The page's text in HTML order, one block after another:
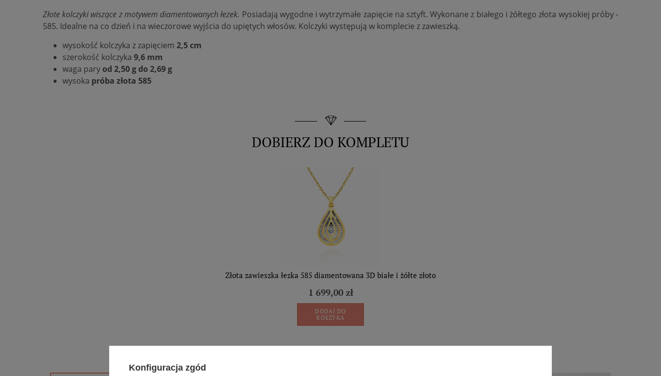
Złote kolczyki wiszące z motywem diamentowanych łezek. Posiadają wygodne i wytrzymałe zapięcie na sztyft. Wykonane z białego i żółtego złota wysokiej próby -
585. Idealne na co dzień i na wieczorowe wyjścia do upiętych włosów. Kolczyki występują w komplecie z zawieszką.
wysokość kolczyka z zapięciem 2,5 cm
szerokość kolczyka 9,6 mm
waga paryod 2,50 g do 2,69 g
wysoka próba złota 585
DOBIERZ DO KOMPLETU
Złota zawieszka łezka 585 diamentowana 3D białe i żółte złoto
1 699,00 zł
DODAJ DO
KOSZYKA
Konfiguracja zgód